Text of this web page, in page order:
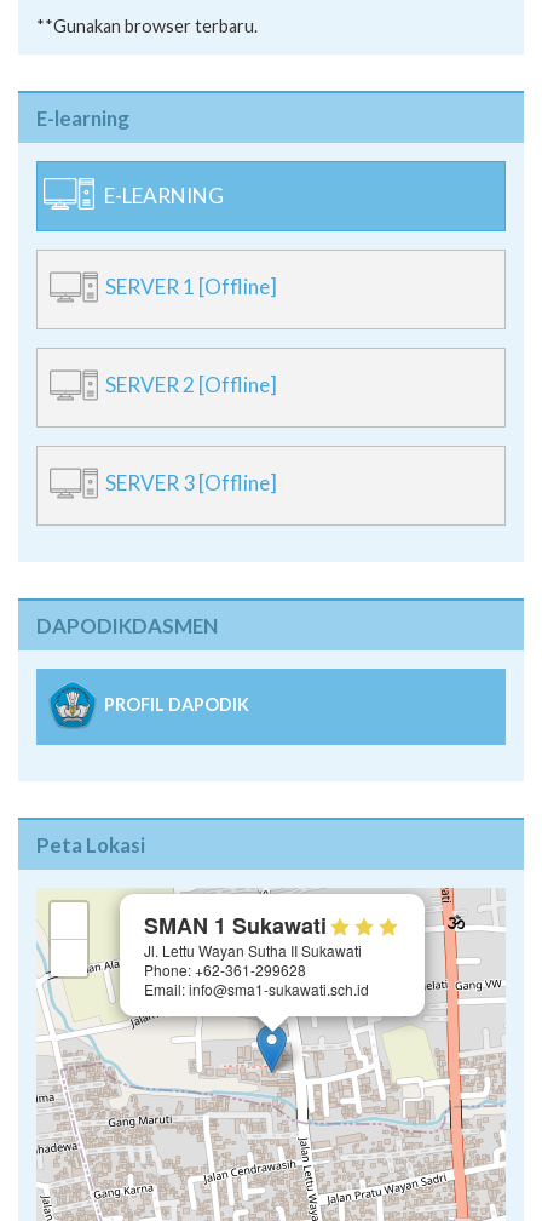
**Gunakan browser terbaru.
E-learning
E-LEARNING
SERVER 1 [Offline]
SERVER 2 [Offline]
SERVER 3 [Offline]
DAPODIKDASMEN
PROFIL DAPODIK
Peta Lokasi
SMAN 1 Sukawati
Jl. Lettu Wayan Sutha II Sukawati
Phone: +62-361-299628
Email: info@sma1-sukawati.sch.id